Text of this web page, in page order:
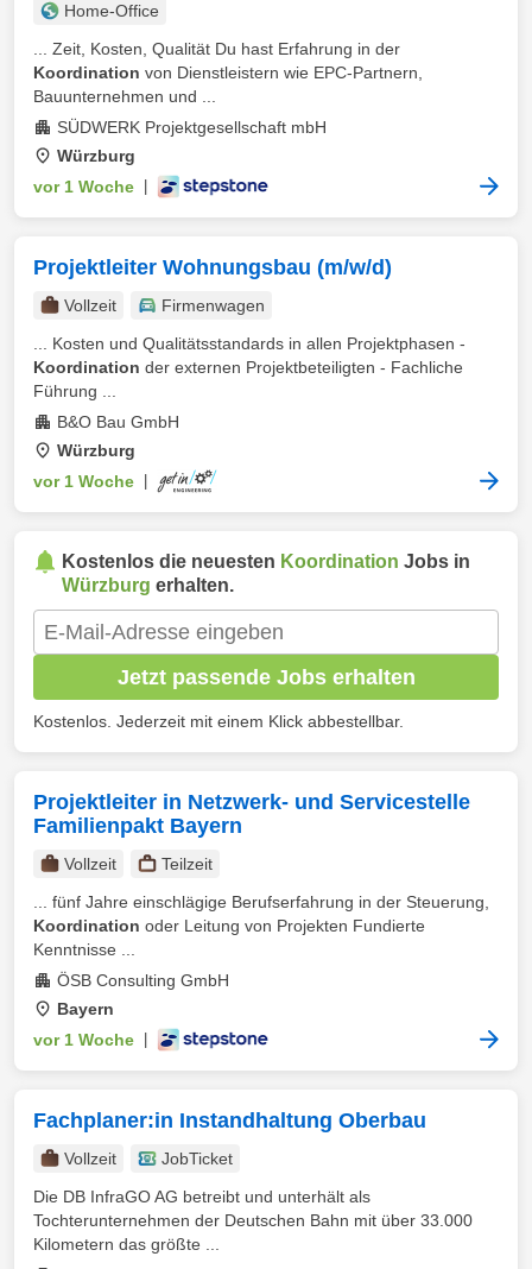
Home-Office
... Zeit, Kosten, Qualität Du hast Erfahrung in der
Koordination von Dienstleistern wie EPC-Partnern,
Bauunternehmen und ...
SÜDWERK Projektgesellschaft mbH
Würzburg
vor 1 Woche
Projektleiter Wohnungsbau (m/w/d)
Vollzeit
Firmenwagen
... Kosten und Qualitätsstandards in allen Projektphasen -
Koordination der externen Projektbeteiligten - Fachliche
Führung ...
B&O Bau GmbH
Würzburg
vor 1 Woche
Kostenlos die neuesten Koordination Jobs in
Würzburg erhalten.
Jetzt passende Jobs erhalten
Kostenlos. Jederzeit mit einem Klick abbestellbar.
Projektleiter in Netzwerk- und Servicestelle
Familienpakt Bayern
Vollzeit
Teilzeit
... fünf Jahre einschlägige Berufserfahrung in der Steuerung,
Koordination oder Leitung von Projekten Fundierte
Kenntnisse ...
ÖSB Consulting GmbH
Bayern
vor 1 Woche
Fachplaner:in Instandhaltung Oberbau
Vollzeit
JobTicket
Die DB InfraGO AG betreibt und unterhält als
Tochterunternehmen der Deutschen Bahn mit über 33.000
Kilometern das größte ...